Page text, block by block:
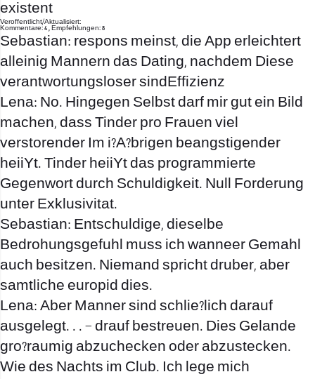
existent
Veroffentlicht/Aktualisiert:
Kommentare: 4 , Empfehlungen: 8
Sebastian: respons meinst, die App erleichtert
alleinig Mannern das Dating, nachdem Diese
verantwortungsloser sindEffizienz
Lena: No. Hingegen Selbst darf mir gut ein Bild
machen, dass Tinder pro Frauen viel
verstorender Im i?A?brigen beangstigender
heiiYt. Tinder heiiYt das programmierte
Gegenwort durch Schuldigkeit. Null Forderung
unter Exklusivitat.
Sebastian: Entschuldige, dieselbe
Bedrohungsgefuhl muss ich wanneer Gemahl
auch besitzen. Niemand spricht druber, aber
samtliche europid dies.
Lena: Aber Manner sind schlie?lich darauf
ausgelegt. . . – drauf bestreuen. Dies Gelande
gro?raumig abzuchecken oder abzustecken.
Wie des Nachts im Club. Ich lege mich